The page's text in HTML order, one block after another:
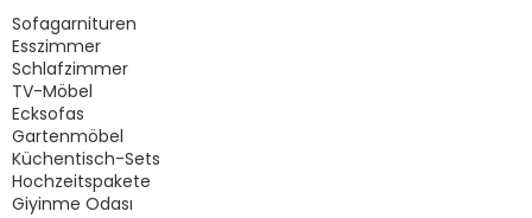
Sofagarnituren
Esszimmer
Schlafzimmer
TV-Möbel
Ecksofas
Gartenmöbel
Küchentisch-Sets
Hochzeitspakete
Giyinme Odası